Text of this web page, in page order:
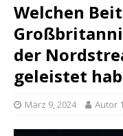
Welchen
der
geleistet
März 9, 2024 Autor 1